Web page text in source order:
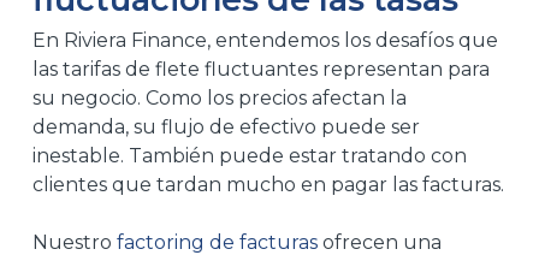
En Riviera Finance, entendemos los desafíos que
las tarifas de flete fluctuantes representan para
su negocio. Como los precios afectan la
demanda, su flujo de efectivo puede ser
inestable. También puede estar tratando con
clientes que tardan mucho en pagar las facturas.
Nuestro factoring de facturasofrecen una